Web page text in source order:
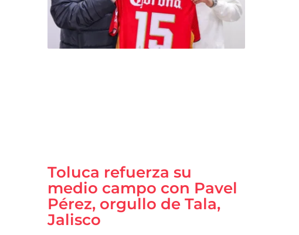
Toluca refuerza su
medio campo con Pavel
Pérez, orgullo de Tala,
Jalisco